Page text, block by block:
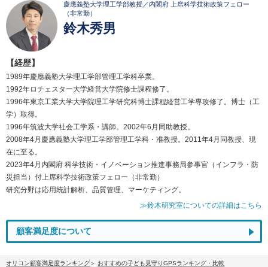
慶應義塾大学理工学部教授／内閣府 上席科学技術政策フェロー
（非常勤）
鈴木秀男
【経歴】
1989年慶應義塾大学理工学部管理工学科卒業。
1992年ロチェスター大学経営大学院修士課程修了。
1996年東京工業大学大学院理工学研究科博士課程経営工学専攻修了。博士（工
学）取得。
1996年筑波大学社会工学系・講師。2002年6月同助教授。
2008年4月慶應義塾大学理工学部管理工学科・准教授。2011年4月同教授、現
在に至る。
2023年4月内閣府 科学技術・イノベーション推進事務局参事官（インフラ・防
災担当）付上席科学技術政策フェロー（非常勤）
研究分野は応用統計解析、品質管理、マーケティング。
≫鈴木研究室についての詳細はこちら
顧客満足度について
オリコン顧客満足度ランキング
おすすめの子ども見守りGPSランキング・比較